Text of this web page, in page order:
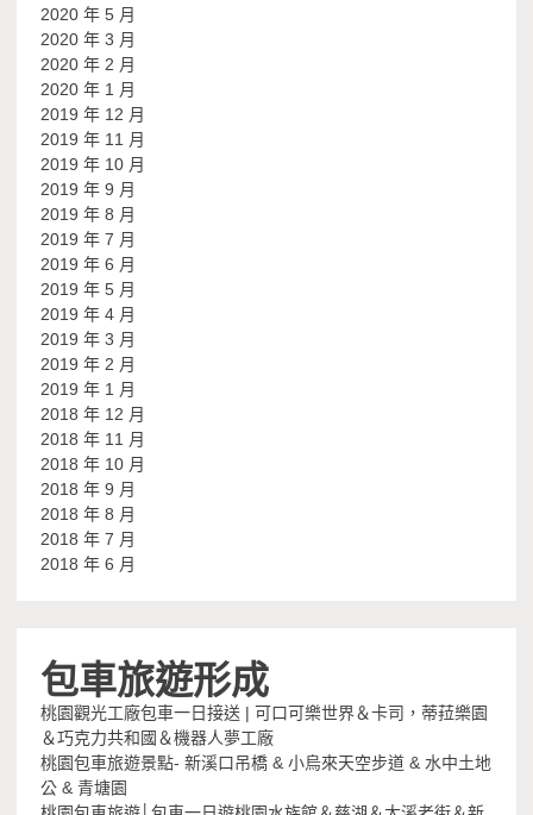
2020 年 5 月
2020 年 3 月
2020 年 2 月
2020 年 1 月
2019 年 12 月
2019 年 11 月
2019 年 10 月
2019 年 9 月
2019 年 8 月
2019 年 7 月
2019 年 6 月
2019 年 5 月
2019 年 4 月
2019 年 3 月
2019 年 2 月
2019 年 1 月
2018 年 12 月
2018 年 11 月
2018 年 10 月
2018 年 9 月
2018 年 8 月
2018 年 7 月
2018 年 6 月
包車旅遊形成
桃園觀光工廠包車一日接送 | 可口可樂世界＆卡司，蒂菈樂園
＆巧克力共和國＆機器人夢工廠
桃園包車旅遊景點- 新溪口吊橋 & 小烏來天空步道 & 水中土地
公 & 青塘園